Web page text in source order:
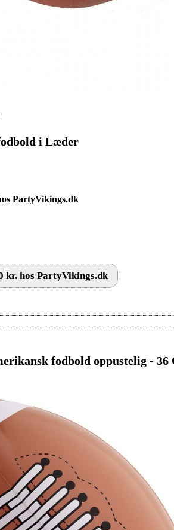
i Læder
PartyVikings.dk
kr. hos PartyVikings.dk
fodbold oppustelig - 36